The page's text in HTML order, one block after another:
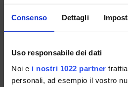
Consenso Dettagli
Uso responsabile dei dati
Noi e i nostri 1022 partner
personali, ad esempio il vostro